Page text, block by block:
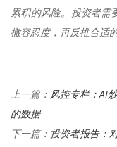
累积的风险。投资者需
撤容忍度，再反推合适
上一篇： 风控专栏：AI
的数据
下一篇： 投资者报告：